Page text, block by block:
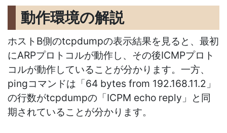
動作環境の解説
ホストB側のtcpdumpの表示結果を見ると、最初
にARPプロトコルが動作し、その後ICMPプロト
コルが動作していることが分かります。一方、
pingコマンドは「64 bytes from 192.168.11.2」
の行数がtcpdumpの「ICPM echo reply」と同
期されていることが分かります。